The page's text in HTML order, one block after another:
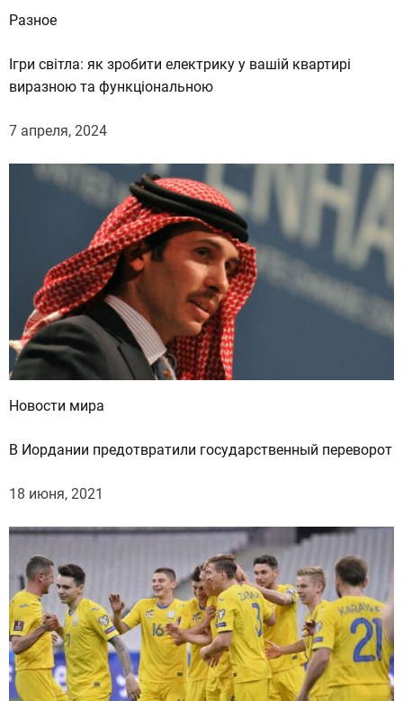
Разное
Ігри світла: як зробити електрику у вашій квартирі
виразною та функціональною
7 апреля, 2024
Новости мира
В Иордании предотвратили государственный переворот
18 июня, 2021